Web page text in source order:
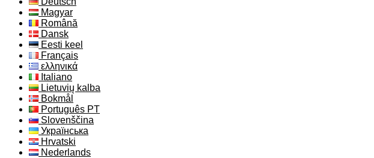
Magyar
Română
Dansk
Eesti keel
Français
ελληνικά
Italiano
Lietuvių kalba
Bokmål
Português PT
Slovenščina
Українська
Hrvatski
Nederlands